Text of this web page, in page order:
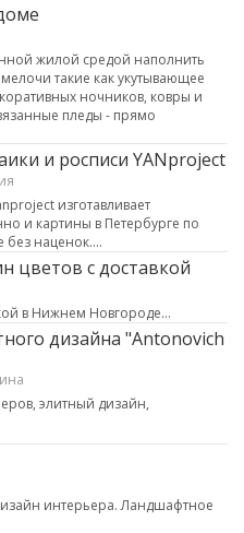
жилой средой наполнить
такие как укутывающее
ночников, ковры и
пледы - прямо
и росписи YANproject
изготавливает
и картины в Петербурге по
без наценок....
цветов с доставкой
в Нижнем Новгороде...
дизайна "Antonovich
элитный дизайн,
интерьера. Ландшафтное